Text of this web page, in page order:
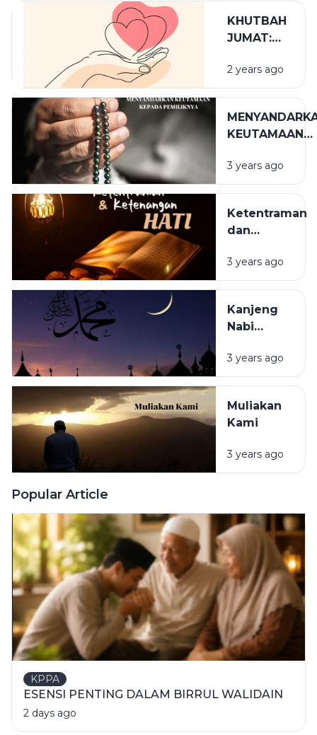
KHUTBAH
JUMAT:
JAGA
PERILAKU
2 years ago
KEUTAMAAN
PEMILIKNYA
3 years ago
Ketentraman
dan
Hati
3 years ago
Kanjeng
Nabi
SAW Suri
Tauladan
3 years ago
Muliakan
Kami
3 years ago
Popular Article
KPPA
ESENSI PENTING DALAM BIRRUL WALIDAIN
2 days ago